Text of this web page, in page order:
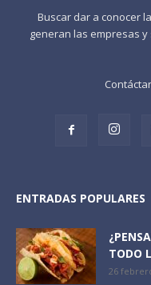
Buscar dar a conocer
generan las empresas
ENTRADAS POPULARES
TODO
26